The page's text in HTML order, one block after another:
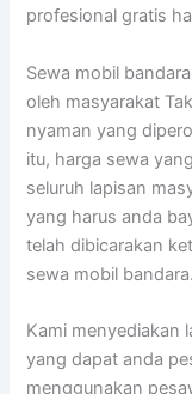
profesional gratis
Sewa mobil
oleh masyarakat
nyaman yang
itu, harga sewa
seluruh lapisan
yang harus anda
telah dibicarakan
sewa mobil bandara.
Kami menyediakan
yang dapat anda
menggunakan